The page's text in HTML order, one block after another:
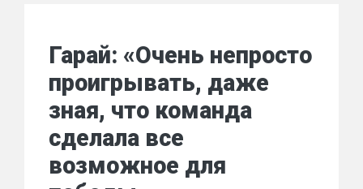
Гарай: «Очень непросто
проигрывать, даже
зная, что команда
сделала все
возможное для